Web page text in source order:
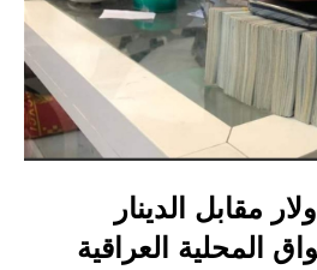
قطع الاراضي
اخبار العراق
الاخبار السياسية
الاخبار الامنية
الاخبار الاقتصادية
مقابل الدينار
المحلية العراقية